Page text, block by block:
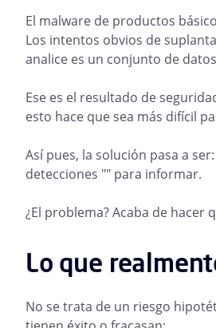
El malware de productos
Los intentos obvios de
analice es un conjunto de
Ese es el resultado de
esto hace que sea más difícil
Así pues, la solución pasa a
detecciones "" para informar.
¿El problema? Acaba de
Lo que
No se trata de un riesgo